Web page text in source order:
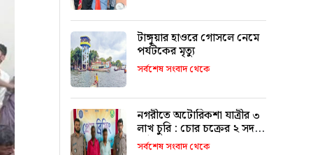
টাঙ্গুয়ার হাওরে গোসলে নেমে
পর্যটকের মৃত্যু
সর্বশেষ সংবাদ থেকে
নগরীতে অটোরিকশা যাত্রীর ৩
লাখ চুরি : চোর চক্রের ২ সদস্য
আটক
সর্বশেষ সংবাদ থেকে